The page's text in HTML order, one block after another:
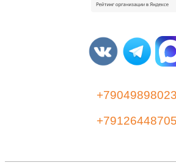
+79049898023
+79126448705